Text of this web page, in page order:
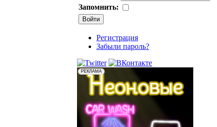
Запомнить:
Регистрация
Забыли пароль?